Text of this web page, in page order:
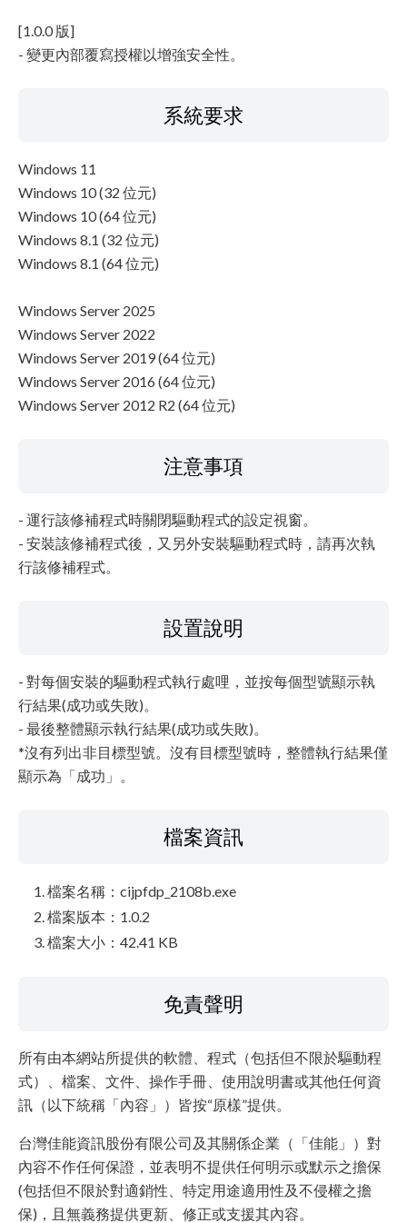
[1.0.0 版]
- 變更內部覆寫授權以增強安全性。
系統要求
Windows 11
Windows 10 (32 位元)
Windows 10 (64 位元)
Windows 8.1 (32 位元)
Windows 8.1 (64 位元)
Windows Server 2025
Windows Server 2022
Windows Server 2019 (64 位元)
Windows Server 2016 (64 位元)
Windows Server 2012 R2 (64 位元)
注意事項
- 運行該修補程式時關閉驅動程式的設定視窗。
- 安裝該修補程式後，又另外安裝驅動程式時，請再次執
行該修補程式。
設置說明
- 對每個安裝的驅動程式執行處哩，並按每個型號顯示執
行結果(成功或失敗)。
- 最後整體顯示執行結果(成功或失敗)。
*沒有列出非目標型號。沒有目標型號時，整體執行結果僅
顯示為「成功」。
檔案資訊
檔案名稱：cijpfdp_2108b.exe
檔案版本：1.0.2
檔案大小：42.41 KB
免責聲明
所有由本網站所提供的軟體、程式（包括但不限於驅動程
式）、檔案、文件、操作手冊、使用說明書或其他任何資
訊（以下統稱「內容」）皆按“原樣”提供。
台灣佳能資訊股份有限公司及其關係企業（「佳能」）對
內容不作任何保證，並表明不提供任何明示或默示之擔保
(包括但不限於對適銷性、特定用途適用性及不侵權之擔
保)，且無義務提供更新、修正或支援其內容。